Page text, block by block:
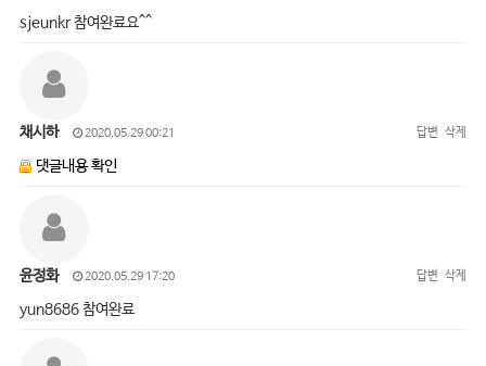
sjeunkr 참여완료요^^
채시하 2020.05.29 00:21 답변 삭제
댓글내용 확인
윤정화 2020.05.29 17:20 답변 삭제
yun8686 참여완료